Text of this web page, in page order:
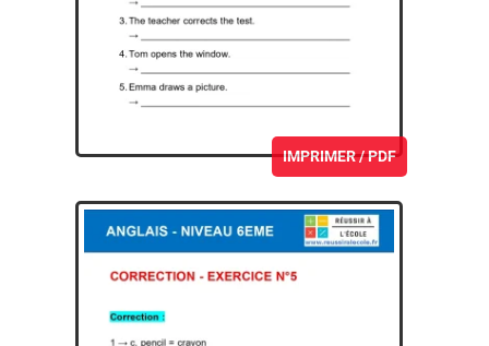
IMPRIMER / PDF